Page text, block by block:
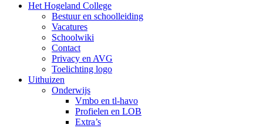
Het Hogeland College
Bestuur en schoolleiding
Vacatures
Schoolwiki
Contact
Privacy en AVG
Toelichting logo
Uithuizen
Onderwijs
Vmbo en tl-havo
Profielen en LOB
Extra’s